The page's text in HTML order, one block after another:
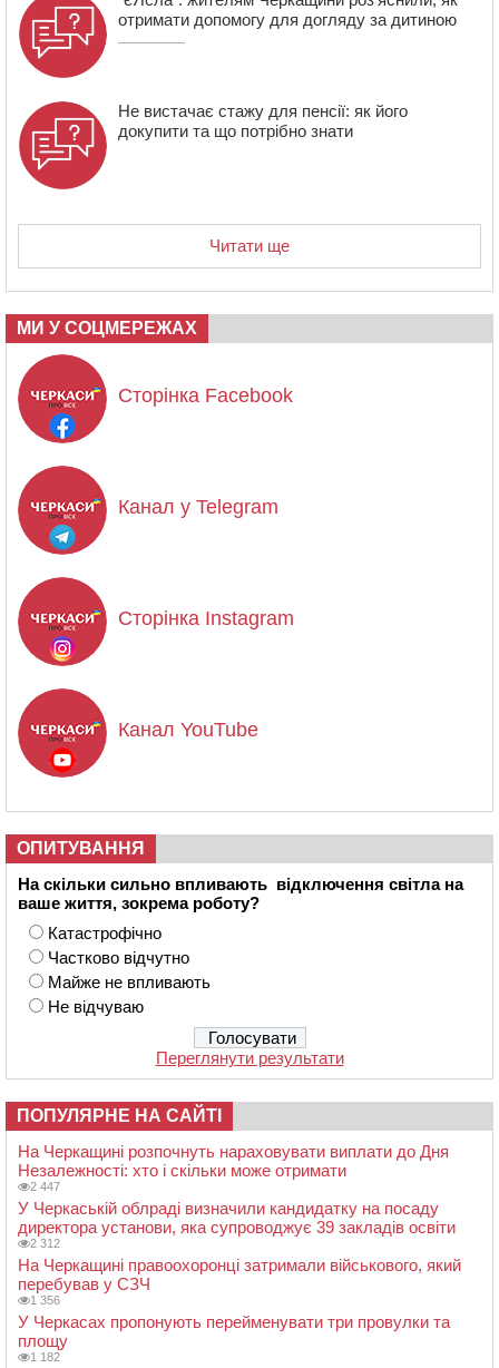
отримати допомогу для догляду за дитиною
Не вистачає стажу для пенсії: як його
докупити та що потрібно знати
Читати ще
МИ У СОЦМЕРЕЖАХ
Сторінка Facebook
Канал у Telegram
Сторінка Instagram
Канал YouTube
ОПИТУВАННЯ
На скільки сильно впливають відключення світла на
ваше життя, зокрема роботу?
Катастрофічно
Частково відчутно
Майже не впливають
Не відчуваю
Переглянути результати
ПОПУЛЯРНЕ НА САЙТІ
На Черкащині розпочнуть нараховувати виплати до Дня
Незалежності: хто і скільки може отримати
2 447
У Черкаській облраді визначили кандидатку на посаду
директора установи, яка супроводжує 39 закладів освіти
2 312
На Черкащині правоохоронці затримали військового, який
перебував у СЗЧ
1 356
У Черкасах пропонують перейменувати три провулки та
площу
1 182